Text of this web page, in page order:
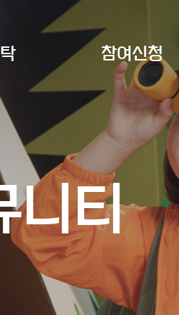
참여신청
니티